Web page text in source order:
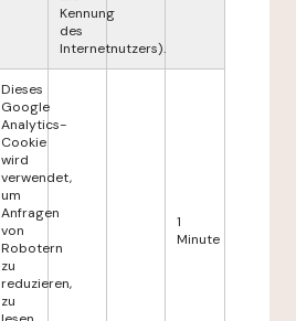
Kennung
des
Internetnutzers).
Dieses
Google
Analytics-
Cookie
wird
verwendet,
um
Anfragen
von
Robotern
zu
reduzieren,
zu
1
Minute